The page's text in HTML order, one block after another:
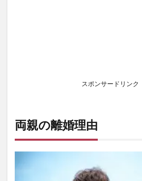
スポンサードリンク
両親の離婚理由